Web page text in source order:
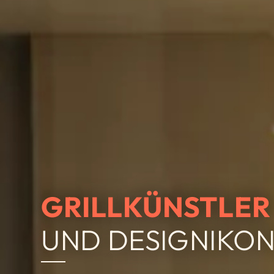
GRILLKÜNSTLER
UND